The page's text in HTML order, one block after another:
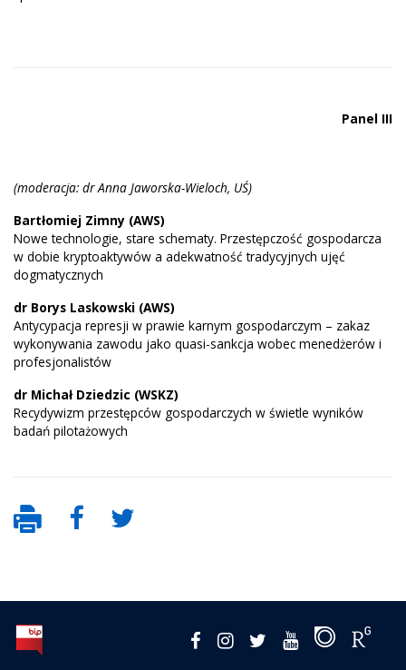
Panel III
(moderacja: dr Anna Jaworska-Wieloch, UŚ)
Bartłomiej Zimny (AWS)
Nowe technologie, stare schematy. Przestępczość gospodarcza
w dobie kryptoaktywów a adekwatność tradycyjnych ujęć
dogmatycznych
dr Borys Laskowski (AWS)
Antycypacja represji w prawie karnym gospodarczym – zakaz
wykonywania zawodu jako quasi-sankcja wobec menedżerów i
profesjonalistów
dr Michał Dziedzic (WSKZ)
Recydywizm przestępców gospodarczych w świetle wyników
badań pilotażowych